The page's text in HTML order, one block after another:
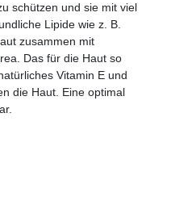
schützen und sie mit viel
Lipide wie z. B.
zusammen mit
Das für die Haut so
Vitamin E und
die Haut. Eine optimal